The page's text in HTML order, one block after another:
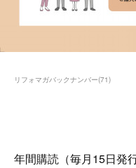
リフォマガバックナンバー(71)
年間購読（毎月15日発